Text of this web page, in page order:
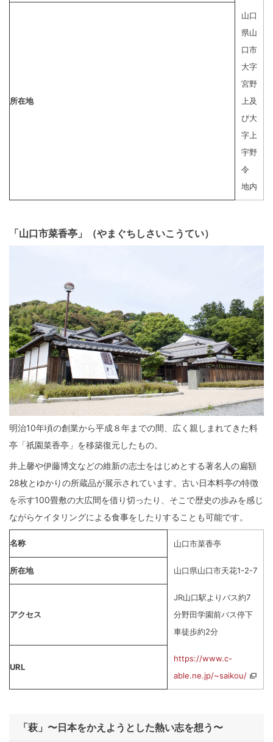
所在地
山口
県山
口市
大字
宮野
上及
び大
字上
宇野
令
地内
「山口市菜香亭」（やまぐちしさいこうてい）
明治10年頃の創業から平成８年までの間、広く親しまれてきた料
亭「祇園菜香亭」を移築復元したもの。
井上馨や伊藤博文などの維新の志士をはじめとする著名人の扁額
28枚とゆかりの所蔵品が展示されています。古い日本料亭の特徴
を示す100畳敷の大広間を借り切ったり、そこで歴史の歩みを感じ
ながらケイタリングによる食事をしたりすることも可能です。
名称 山口市菜香亭
所在地 山口県山口市天花1-2-7
アクセス
JR山口駅よりバス約7
分野田学園前バス停下
車徒歩約2分
URL
https://www.c-
able.ne.jp/~saikou/
「萩」〜日本をかえようとした熱い志を想う〜